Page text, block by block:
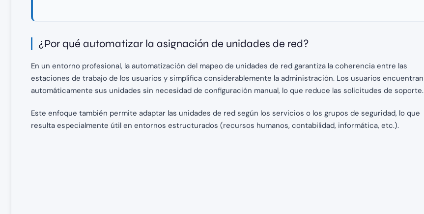
¿Por qué automatizar la asignación de unidades de red?
En un entorno profesional, la automatización del mapeo de unidades de red garantiza la coherencia entre las
estaciones de trabajo de los usuarios y simplifica considerablemente la administración. Los usuarios encuentran
automáticamente sus unidades sin necesidad de configuración manual, lo que reduce las solicitudes de soporte.
Este enfoque también permite adaptar las unidades de red según los servicios o los grupos de seguridad, lo que
resulta especialmente útil en entornos estructurados (recursos humanos, contabilidad, informática, etc.).